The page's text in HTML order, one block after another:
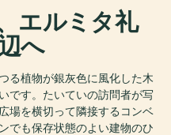
エルミタ礼
へ
る植物が銀灰色に風化した木
です。たいていの訪問者が写
場を横切って隣接するコンベ
でも保存状態のよい建物のひ